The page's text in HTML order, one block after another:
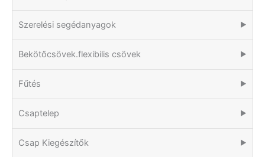
Szerelési segédanyagok ▶
Bekötőcsövek.flexibilis csövek ▶
Fűtés ▶
Csaptelep ▶
Csap Kiegészítők ▶